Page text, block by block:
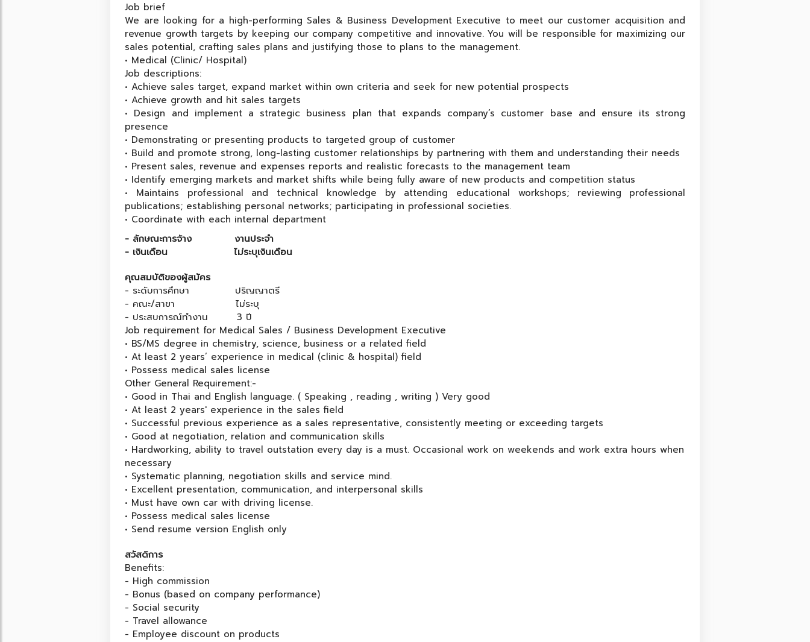
Job brief
We are looking for a high-performing Sales & Business Development Executive to meet our customer acquisition and
revenue growth targets by keeping our company competitive and innovative. You will be responsible for maximizing our
sales potential, crafting sales plans and justifying those to plans to the management.
• Medical (Clinic/ Hospital)
Job descriptions:
• Achieve sales target, expand market within own criteria and seek for new potential prospects
• Achieve growth and hit sales targets
• Design and implement a strategic business plan that expands company’s customer base and ensure its strong
presence
• Demonstrating or presenting products to targeted group of customer
• Build and promote strong, long-lasting customer relationships by partnering with them and understanding their needs
• Present sales, revenue and expenses reports and realistic forecasts to the management team
• Identify emerging markets and market shifts while being fully aware of new products and competition status
• Maintains professional and technical knowledge by attending educational workshops; reviewing professional
publications; establishing personal networks; participating in professional societies.
• Coordinate with each internal department
- ลักษณะการจ้าง
งานประจำ
- เงินเดือน
ไม่ระบุเงินเดือน
คุณสมบัติของผู้สมัคร
- ระดับการศึกษา
ปริญญาตรี
- คณะ/สาขา
ไม่ระบุ
- ประสบการณ์ทำงาน
3 ปี
Job requirement for Medical Sales / Business Development Executive
• BS/MS degree in chemistry, science, business or a related field
• At least 2 years’ experience in medical (clinic & hospital) field
• Possess medical sales license
Other General Requirement:-
• Good in Thai and English language. ( Speaking , reading , writing ) Very good
• At least 2 years' experience in the sales field
• Successful previous experience as a sales representative, consistently meeting or exceeding targets
• Good at negotiation, relation and communication skills
• Hardworking, ability to travel outstation every day is a must. Occasional work on weekends and work extra hours when
necessary
• Systematic planning, negotiation skills and service mind.
• Excellent presentation, communication, and interpersonal skills
• Must have own car with driving license.
• Possess medical sales license
• Send resume version English only
สวัสดิการ
Benefits:
- High commission
- Bonus (based on company performance)
- Social security
- Travel allowance
- Employee discount on products